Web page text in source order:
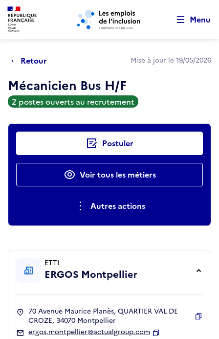
Aller au menu principal Aller au contenu principal
Menu
Retour Mise à jour le 19/05/2026
Mécanicien Bus H/F
2 postes ouverts au recrutement
Actions rapides Postuler
Voir tous les métiers
Autres actions
ETTI
ERGOS Montpellier
70 Avenue Maurice Planès, QUARTIER VAL DE
CROZE, 34070 Montpellier
ergos.montpellier@actualgroup.com
Retour au début de la page
Panneau de gestion des cookies